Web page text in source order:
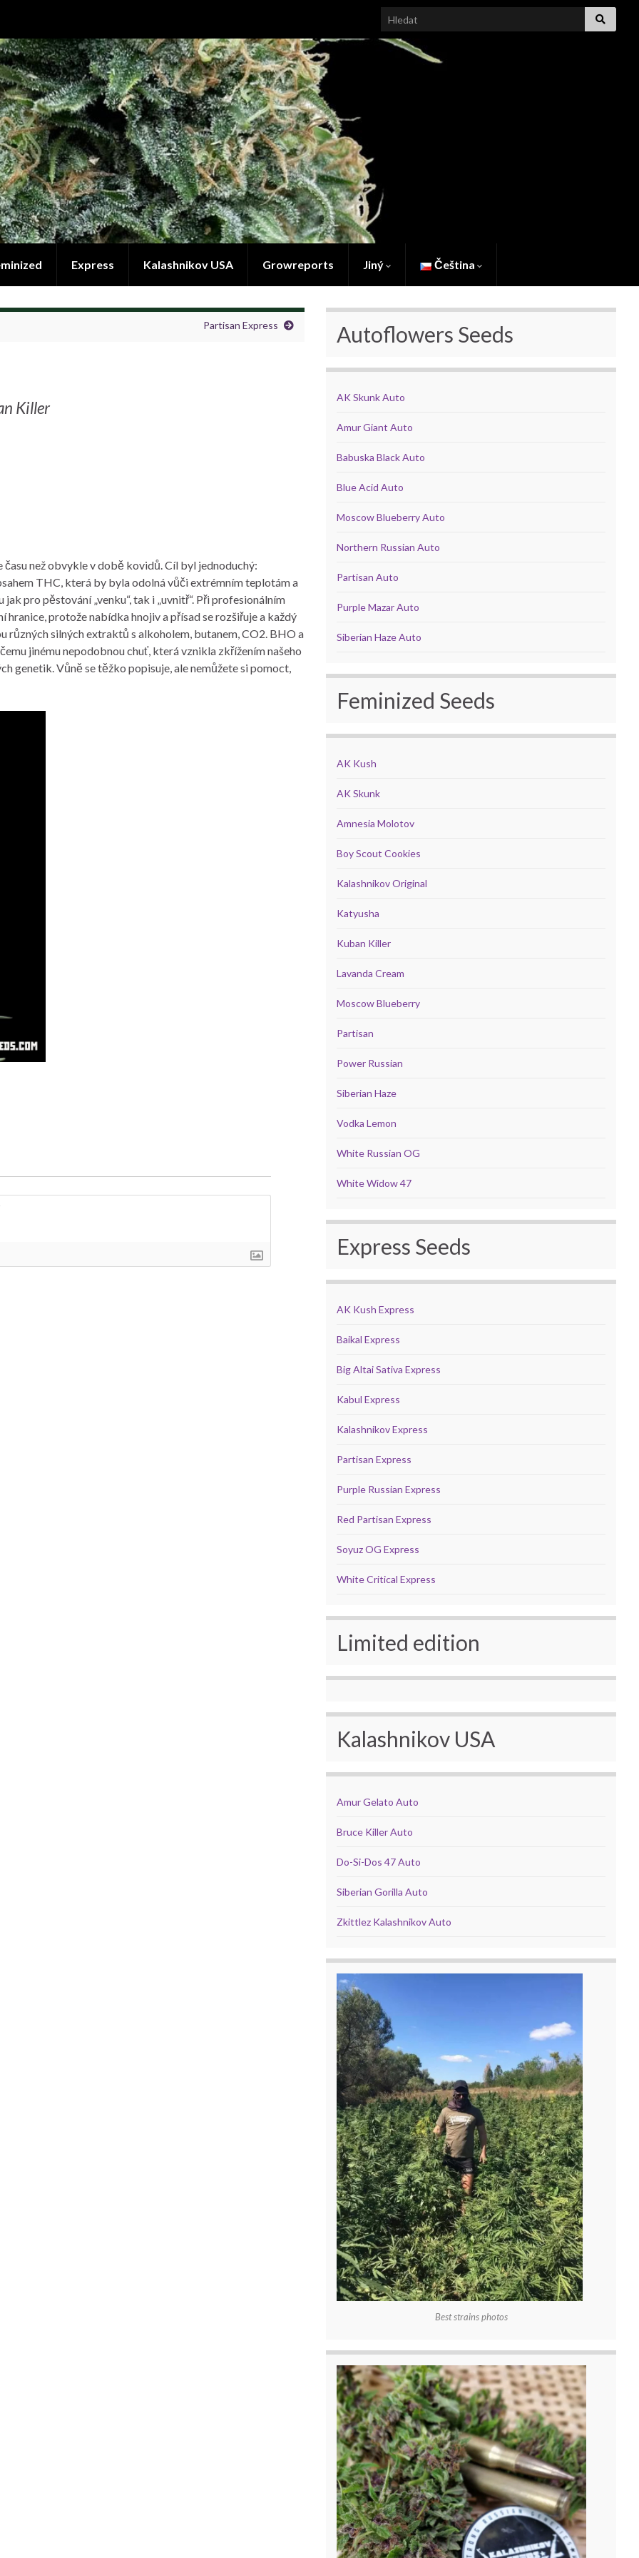
Search for:
Express Kalashnikov USA Growreports Jiný Čeština
Partisan Express
Killer
než obvykle v době kovidů. Cíl byl jednoduchý:
THC, která by byla odolná vůči extrémním teplotám a
pro pěstování „venku“, tak i „uvnitř“. Při profesionálním
hranice, protože nabídka hnojiv a přísad se rozšiřuje a každý
silných extraktů s alkoholem, butanem, CO2. BHO a
jinému nepodobnou chuť, která vznikla zkřížením našeho
genetik. Vůně se těžko popisuje, ale nemůžete si pomoct,
Autoflowers Seeds
AK Skunk Auto
Amur Giant Auto
Babuska Black Auto
Blue Acid Auto
Moscow Blueberry Auto
Northern Russian Auto
Partisan Auto
Purple Mazar Auto
Siberian Haze Auto
Feminized Seeds
AK Kush
AK Skunk
Amnesia Molotov
Boy Scout Cookies
Kalashnikov Original
Katyusha
Kuban Killer
Lavanda Cream
Moscow Blueberry
Partisan
Power Russian
Siberian Haze
Vodka Lemon
White Russian OG
White Widow 47
Express Seeds
AK Kush Express
Baikal Express
Big Altai Sativa Express
Kabul Express
Kalashnikov Express
Partisan Express
Purple Russian Express
Red Partisan Express
Soyuz OG Express
White Critical Express
Limited edition
Kalashnikov USA
Amur Gelato Auto
Bruce Killer Auto
Do-Si-Dos 47 Auto
Siberian Gorilla Auto
Zkittlez Kalashnikov Auto
Best strains photos